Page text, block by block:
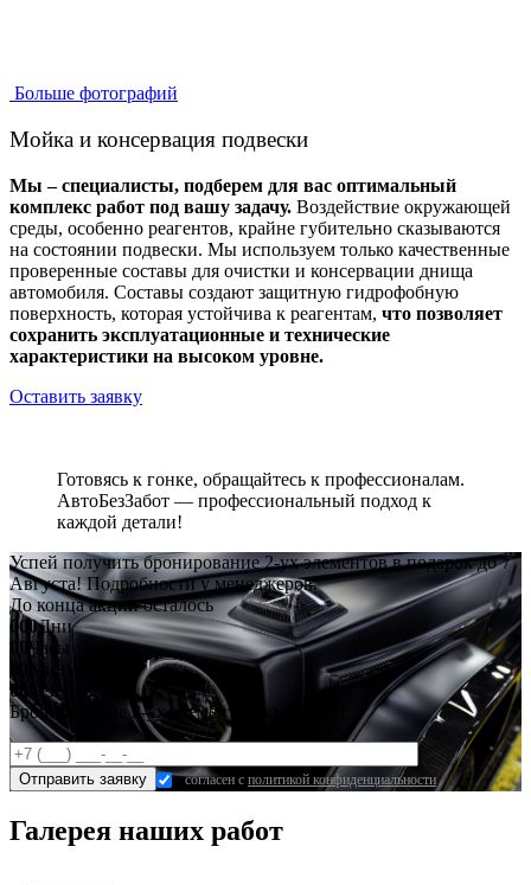
Больше фотографий
Мойка и консервация подвески
Мы – специалисты, подберем для вас оптимальный
комплекс работ под вашу задачу. Воздействие окружающей
среды, особенно реагентов, крайне губительно сказываются
на состоянии подвески. Мы используем только качественные
проверенные составы для очистки и консервации днища
автомобиля. Составы создают защитную гидрофобную
поверхность, которая устойчива к реагентам, что позволяет
сохранить эксплуатационные и технические
характеристики на высоком уровне.
Оставить заявку
Готовясь к гонке, обращайтесь к профессионалам.
АвтоБезЗабот — профессиональный подход к
каждой детали!
Успей получить бронирование 2-ух элементов в подарок до 7
Августа! Подробности у менеджеров.
До конца акции осталось
000Дни
00 Часы
Минуты
00
Секунды
Бронирование 2-ух элементов в подарок!
согласен с политикой конфиденциальности
Галерея наших работ